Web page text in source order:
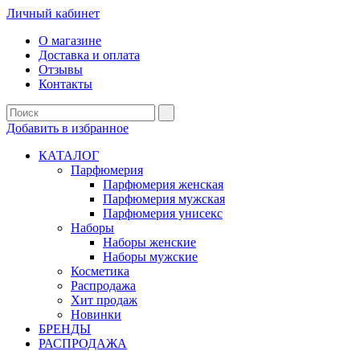
Личный кабинет
О магазине
Доставка и оплата
Отзывы
Контакты
Добавить в избранное
КАТАЛОГ
Парфюмерия
Парфюмерия женская
Парфюмерия мужская
Парфюмерия унисекс
Наборы
Наборы женские
Наборы мужские
Косметика
Распродажа
Хит продаж
Новинки
БРЕНДЫ
РАСПРОДАЖА